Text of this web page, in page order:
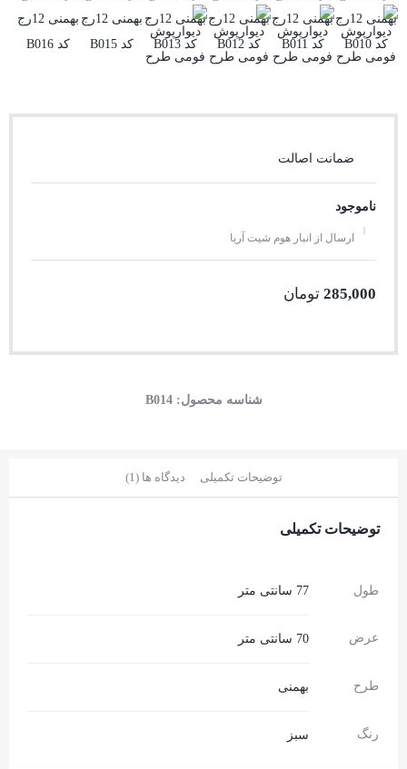
ضمانت اصالت
ناموجود
ارسال از انبار هوم شیت آریا
285,000 تومان
شناسه محصول:B014
توضیحات تکمیلی دیدگاه ها (1)
توضیحات تکمیلی
طول 77 سانتی متر
عرض 70 سانتی متر
طرح بهمنی
رنگ سبز